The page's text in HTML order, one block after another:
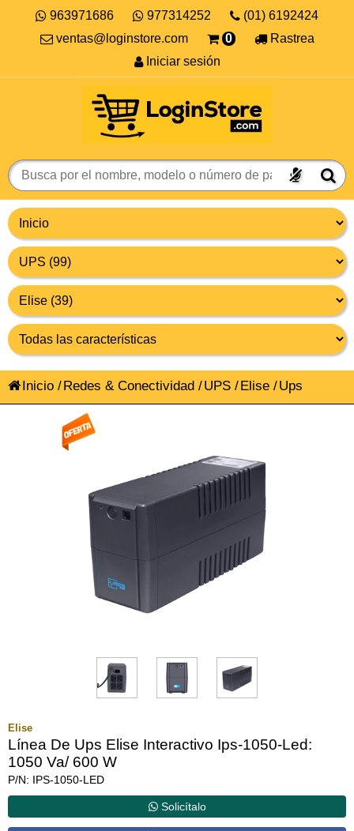
963971686 977314252
(01) 6192424
ventas@loginstore.com
0
Rastrea
Iniciar sesión
Inicio /Redes & Conectividad /UPS /Elise /Ups
Elise
Línea De Ups Elise Interactivo Ips-1050-Led:
1050 Va/ 600 W
P/N: IPS-1050-LED
Solicítalo